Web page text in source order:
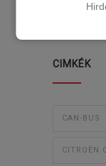
CIMKÉK
CAN-BUS
CITROËN